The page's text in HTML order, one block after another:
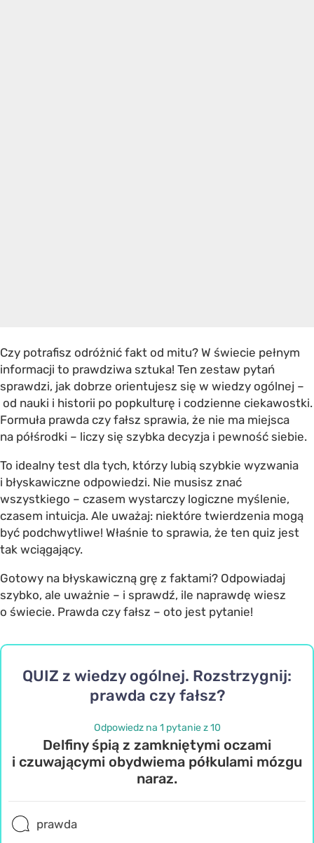
Czy potrafisz odróżnić fakt od mitu? W świecie pełnym
informacji to prawdziwa sztuka! Ten zestaw pytań
sprawdzi, jak dobrze orientujesz się w wiedzy ogólnej –
od nauki i historii po popkulturę i codzienne ciekawostki.
Formuła prawda czy fałsz sprawia, że nie ma miejsca
na półśrodki – liczy się szybka decyzja i pewność siebie.
To idealny test dla tych, którzy lubią szybkie wyzwania
i błyskawiczne odpowiedzi. Nie musisz znać
wszystkiego – czasem wystarczy logiczne myślenie,
czasem intuicja. Ale uważaj: niektóre twierdzenia mogą
być podchwytliwe! Właśnie to sprawia, że ten quiz jest
tak wciągający.
Gotowy na błyskawiczną grę z faktami? Odpowiadaj
szybko, ale uważnie – i sprawdź, ile naprawdę wiesz
o świecie. Prawda czy fałsz – oto jest pytanie!
QUIZ z wiedzy ogólnej. Rozstrzygnij:
prawda czy fałsz?
Odpowiedz na 1 pytanie z 10
Delfiny śpią z zamkniętymi oczami
i czuwającymi obydwiema półkulami mózgu
naraz.
prawda